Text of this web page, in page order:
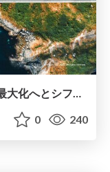
FinOps実践によるビジネス価値の最大化へとシフトせよ #NEXTVMware資産
0 240